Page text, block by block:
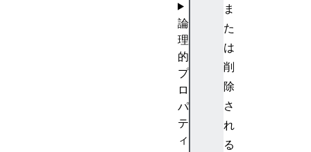
ま
た
は
削
除
さ
れ
る
論
理
的
プ
ロ
パ
テ
ィ